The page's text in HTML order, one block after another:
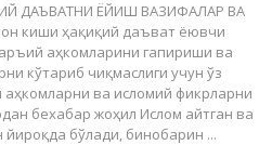
киши ҳақиқий даъват ёювчи
аҳкомларини гапириши ва
кўтариб чиқмаслиги учун ўз
ва исломий фикрларни
бехабар жоҳил Ислом айтган ва
бўлади, бинобарин ...